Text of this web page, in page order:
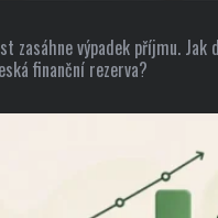
zasáhne výpadek příjmu. Jak
finanční rezerva?